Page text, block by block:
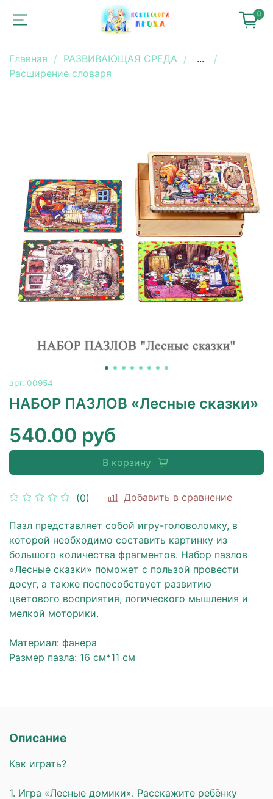
0
Главная РАЗВИВАЮЩАЯ СРЕДА
...
Расширение словаря
арт. 00954
НАБОР ПАЗЛОВ «Лесные сказки»
(0) Добавить в сравнение
540.00 руб
В корзину
Пазл представляет собой игру-головоломку, в
которой необходимо составить картинку из
большого количества фрагментов. Набор пазлов
«Лесные сказки» поможет с пользой провести
досуг, а также поспособствует развитию
цветового восприятия, логического мышления и
мелкой моторики.
Материал: фанера
Размер пазла: 16 см*11 см
Описание
Как играть?
1. Игра «Лесные домики». Расскажите ребёнку